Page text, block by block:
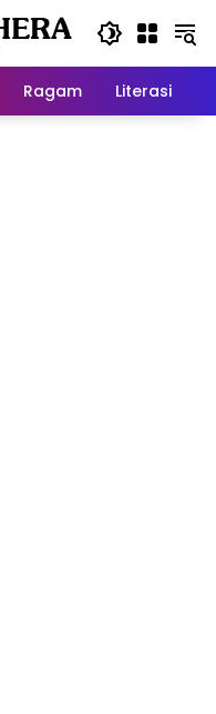
Ragam Literasi